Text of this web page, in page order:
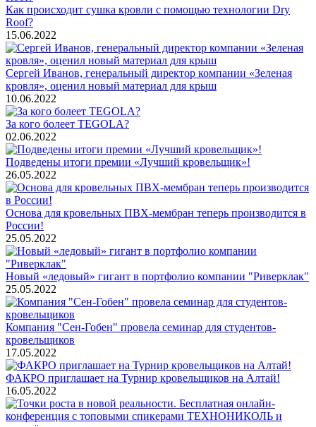
Как происходит сушка кровли с помощью технологии Dry
Roof?
15.06.2022
Сергей Иванов, генеральный директор компании «Зеленая
кровля», оценил новый материал для крыш
10.06.2022
За кого болеет TEGOLA?
02.06.2022
Подведены итоги премии «Лучший кровельщик»!
26.05.2022
Основа для кровельных ПВХ-мембран теперь производится в
России!
25.05.2022
Новый «ледовый» гигант в портфолио компании "Риверклак"
25.05.2022
Компания "Сен-Гобен" провела семинар для студентов-
кровельщиков
17.05.2022
ФАКРО приглашает на Турнир кровельщиков на Алтай!
16.05.2022